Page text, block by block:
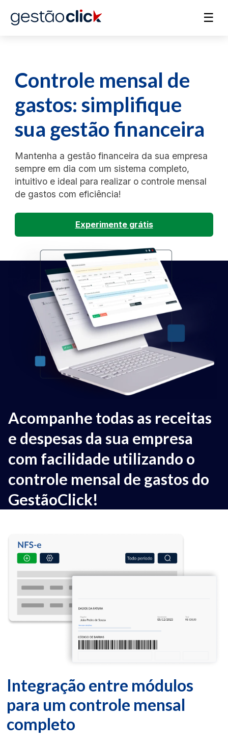
☰
Controle mensal de
gastos: simplifique
sua gestão financeira
Mantenha a gestão financeira da sua empresa
sempre em dia com um sistema completo,
intuitivo e ideal para realizar o controle mensal
de gastos com eficiência!
Experimente grátis
Acompanhe todas as receitas
e despesas da sua empresa
com facilidade utilizando o
controle mensal de gastos do
GestãoClick!
Integração entre módulos
para um controle mensal
completo